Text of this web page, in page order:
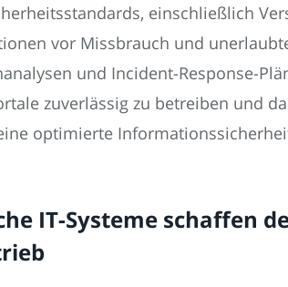
einschließlich
vor Missbrauch und
und Incident-Response-
zuverlässig zu betreiben und
optimierte
IT-Systeme schaffen